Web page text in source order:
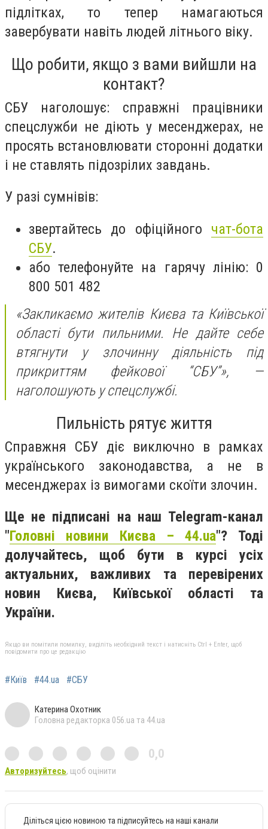
підлітках, то тепер намагаються
завербувати навіть людей літнього віку.
Що робити, якщо з вами вийшли на
контакт?
СБУ наголошує: справжні працівники
спецслужби не діють у месенджерах, не
просять встановлювати сторонні додатки
і не ставлять підозрілих завдань.
У разі сумнівів:
звертайтесь до офіційного чат-бота
СБУ.
або телефонуйте на гарячу лінію: 0
800 501 482
«Закликаємо жителів Києва та Київської
області бути пильними. Не дайте себе
втягнути у злочинну діяльність під
прикриттям фейкової “СБУ”», —
наголошують у спецслужбі.
Пильність рятує життя
Справжня СБУ діє виключно в рамках
українського законодавства, а не в
месенджерах із вимогами скоїти злочин.
Ще не підписані на наш Telegram-канал
"Головні новини Києва – 44.ua"? Тоді
долучайтесь, щоб бути в курсі усіх
актуальних, важливих та перевірених
новин Києва, Київської області та
України.
Якщо ви помітили помилку, виділіть необхідний текст і натисніть Ctrl + Enter, щоб
повідомити про це редакцію
#Київ #44.ua #СБУ
Катерина Охотник
Головна редакторка 056.ua та 44.ua
0,0
Авторизуйтесь, щоб оцінити
Діліться цією новиною та підписуйтесь на наші канали